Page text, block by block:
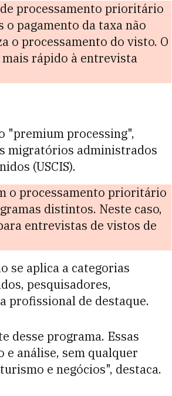
processamento prioritário
pagamento da taxa não
o processamento do visto. O
rápido à entrevista
"premium processing",
migratórios administrados
(USCIS).
o processamento prioritário
distintos. Neste caso,
entrevistas de vistos de
se aplica a categorias
pesquisadores,
profissional de destaque.
desse programa. Essas
e análise, sem qualquer
e negócios", destaca.